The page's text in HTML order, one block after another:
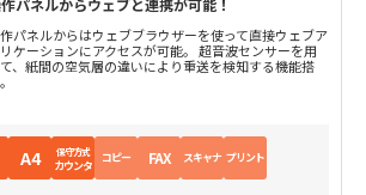
パネルからウェブと連携が可能！
パネルからはウェブブラウザーを使って直接ウェブア
ケーションにアクセスが可能。 超音波センサーを用
、紙間の空気層の違いにより重送を検知する機能搭
A4 保守方式
カウンタ コピー FAX スキャナ プリント